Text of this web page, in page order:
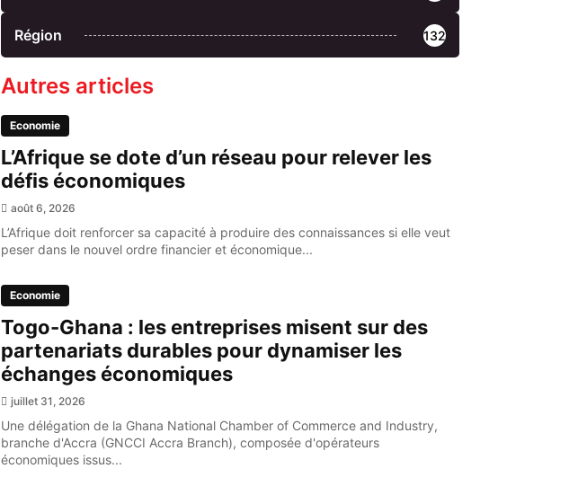
Région 132
Autres articles
Economie
L’Afrique se dote d’un réseau pour relever les
défis économiques
août 6, 2026
L’Afrique doit renforcer sa capacité à produire des connaissances si elle veut
peser dans le nouvel ordre financier et économique...
Economie
Togo-Ghana : les entreprises misent sur des
partenariats durables pour dynamiser les
échanges économiques
juillet 31, 2026
Une délégation de la Ghana National Chamber of Commerce and Industry,
branche d'Accra (GNCCI Accra Branch), composée d'opérateurs
économiques issus...